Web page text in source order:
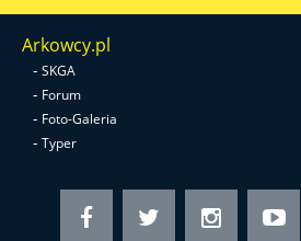
Arkowcy.pl
- SKGA
- Forum
- Foto-Galeria
- Typer